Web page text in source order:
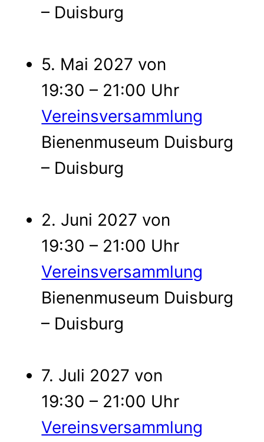
– Duisburg
5. Mai 2027 von
19:30 – 21:00 Uhr
Vereinsversammlung
Bienenmuseum Duisburg
– Duisburg
2. Juni 2027 von
19:30 – 21:00 Uhr
Vereinsversammlung
Bienenmuseum Duisburg
– Duisburg
7. Juli 2027 von
19:30 – 21:00 Uhr
Vereinsversammlung